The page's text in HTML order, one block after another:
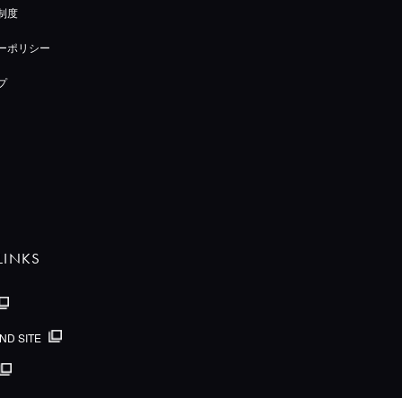
度
ポリシー
SITE